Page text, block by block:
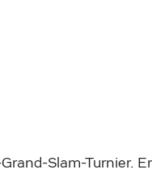
Slam-Turnier.